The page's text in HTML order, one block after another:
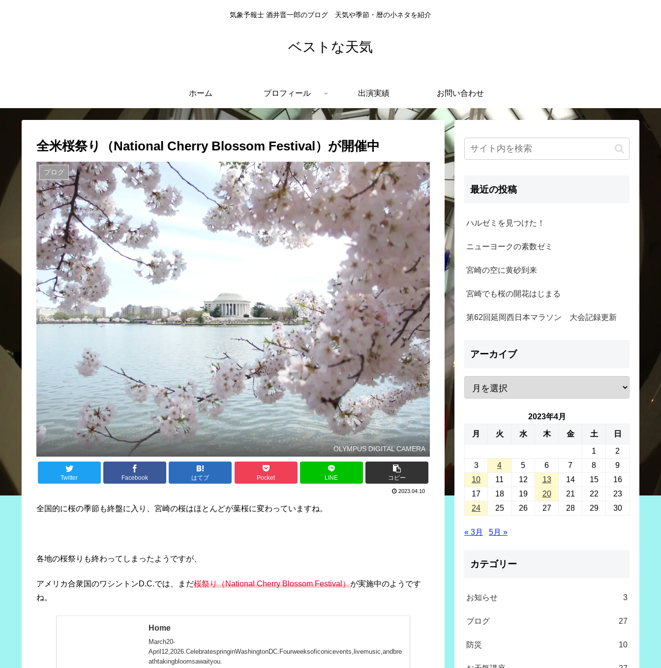
気象予報士 酒井晋一郎のブログ 天気や季節・暦の小ネタを紹介
ベストな天気
ホーム プロフィール 出演実績 お問い合わせ
全米桜祭り（National Cherry Blossom Festival）が開催中
ブログ
OLYMPUS DIGITAL CAMERA
Twitter Facebook はてブ Pocket LINE コピー
2023.04.10
全国的に桜の季節も終盤に入り、宮崎の桜はほとんどが葉桜に変わっていますね。
各地の桜祭りも終わってしまったようですが、
アメリカ合衆国のワシントンD.C.では、まだ桜祭り（National Cherry Blossom Festival）が実施中のようです
ね。
Home
March20-
April12,2026.CelebratespringinWashingtonDC.Fourweeksoficonicevents,livemusic,andbre
athtakingbloomsawaityou.
最近の投稿
ハルゼミを見つけた！
ニューヨークの素数ゼミ
宮崎の空に黄砂到来
宮崎でも桜の開花はじまる
第62回延岡西日本マラソン 大会記録更新
アーカイブ
2023年4月
月 火 水 木 金 土 日
1
2
3
4 5 6 7 8
9
10
11 12 13 14 15
16
17
18 19 20 21 22
23
24
25 26 27 28 29 30
« 3月 5月 »
カテゴリー
お知らせ 3
ブログ 27
防災 10